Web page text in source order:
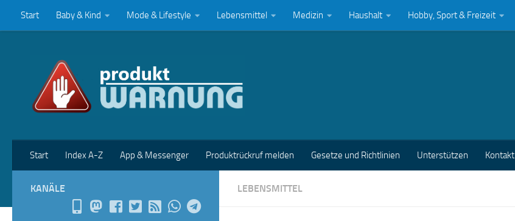
Zum Inhalt springen
Start Baby & Kind Mode & Lifestyle Lebensmittel Medizin Haushalt Hobby, Sport & Freizeit
Start Index A-Z App & Messenger Produktrückruf melden Gesetze und Richtlinien Unterstützen Kontakt
LEBENSMITTEL
KANÄLE